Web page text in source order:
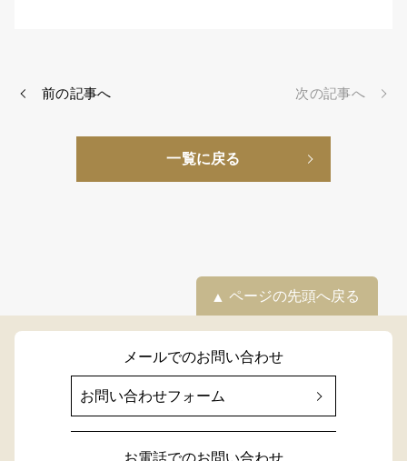
前の記事へ
一覧に戻る
次の記事へ
ページの先頭へ戻る
メールでのお問い合わせ
お問い合わせフォーム
お電話でのお問い合わせ